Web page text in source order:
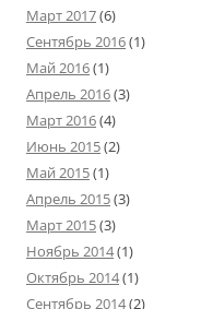
Март 2017(6)
Сентябрь 2016(1)
Май 2016(1)
Апрель 2016(3)
Март 2016(4)
Июнь 2015(2)
Май 2015(1)
Апрель 2015(3)
Март 2015(3)
Ноябрь 2014(1)
Октябрь 2014(1)
Сентябрь 2014(2)